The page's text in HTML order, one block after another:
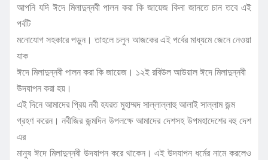
আপনি যদি ঈদে মিলাদুন্নবী পালন করা কি জায়েজ কিনা জানতে চান তবে এই
পর্বটি
মনোযোগ সহকারে পড়ুন। তাহলে চলুন আজকের এই পর্বের মাধ্যমে জেনে নেওয়া
যাক
ঈদে মিলাদুন্নবী পালন করা কি জায়েজ। ১২ই রবিউল আউয়াল ঈদে মিলাদুন্নবী
উদযাপন করা হয়।
এই দিনে আমাদের প্রিয় নবী হযরত মুহাম্মদ সাল্লাল্লাহু আলাই সাল্লাম জন্ম
গ্রহণ করেন। নবীজির জন্মদিন উপলক্ষে আমাদের দেশসহ উপমহাদেশের বহু দেশ
এর
মানুষ ঈদে মিলাদুন্নবী উদযাপন করে থাকেন। এই উদযাপন ধর্মের নামে করলেও